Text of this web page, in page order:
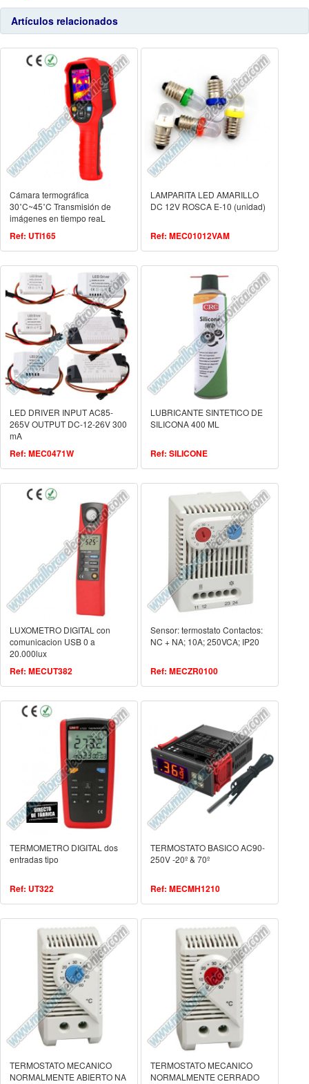
Artículos relacionados
Cámara termográfica
30˚C~45˚C Transmisión de
imágenes en tiempo reaL
Ref: UTi165
LAMPARITA LED AMARILLO
DC 12V ROSCA E-10 (unidad)
Ref: MEC01012VAM
LED DRIVER INPUT AC85-
265V OUTPUT DC-12-26V 300
mA
Ref: MEC0471W
LUBRICANTE SINTETICO DE
SILICONA 400 ML
Ref: SILICONE
LUXOMETRO DIGITAL con
comunicacion USB 0 a
20.000lux
Ref: MECUT382
Sensor: termostato Contactos:
NC + NA; 10A; 250VCA; IP20
Ref: MECZR0100
TERMOMETRO DIGITAL dos
entradas tipo
Ref: UT322
TERMOSTATO BASICO AC90-
250V -20º & 70º
Ref: MECMH1210
TERMOSTATO MECANICO
NORMALMENTE ABIERTO NA
TERMOSTATO MECANICO
NORMALMENTE CERRADO